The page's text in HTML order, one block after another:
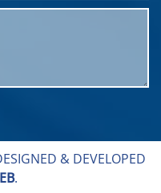
& DEVELOPED
.